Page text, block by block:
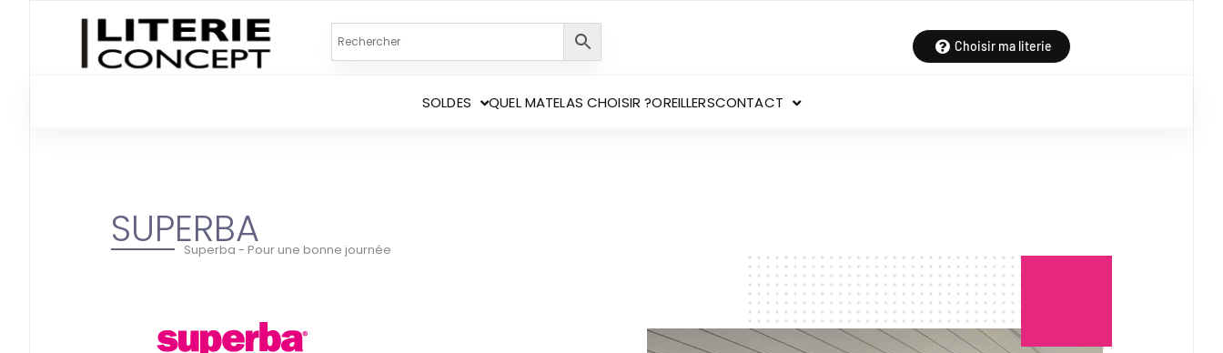
Choisir ma literie
SOLDES QUEL MATELAS CHOISIR ?OREILLERSCONTACT
SUPERBASuperba - Pour une bonne journée